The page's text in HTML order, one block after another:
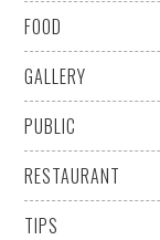
FOOD
GALLERY
PUBLIC
RESTAURANT
TIPS